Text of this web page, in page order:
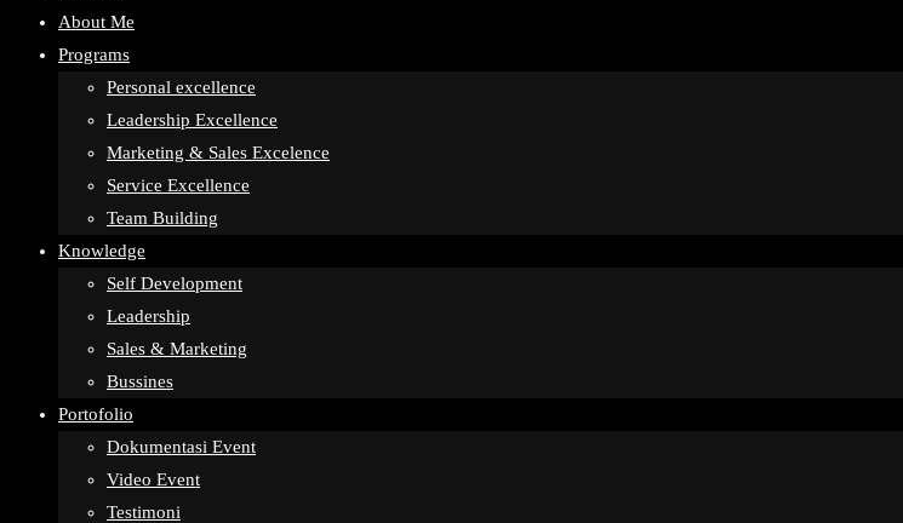
About Me
Programs
Personal excellence
Leadership Excellence
Marketing & Sales Excelence
Service Excellence
Team Building
Knowledge
Self Development
Leadership
Sales & Marketing
Bussines
Portofolio
Dokumentasi Event
Video Event
Testimoni